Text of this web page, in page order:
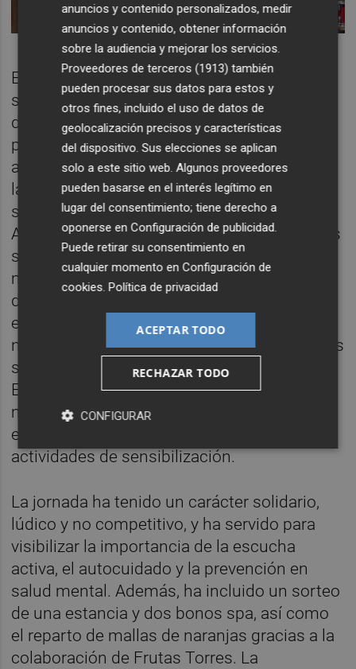
En esta línea, el pasado mes de septiembre
se firmó un convenio entre el Ayuntamiento
de Castelló y el Teléfono de la Esperanza
para reforzar la colaboración en materia de
atención social, salud mental, prevención de
la soledad no deseada y prevención del
suicidio. A través de este acuerdo, el
Ayuntamiento se comprometió a difundir los
servicios y actividades de la entidad
mediante sus canales institucionales; a
derivar, siempre con el consentimiento
expreso de la persona usuaria, a quienes
necesiten atención psicoemocional hacia los
servicios especializados del Teléfono de la
Esperanza; y a poner a disposición espacios
municipales, siempre que sea posible, para
el desarrollo de talleres, campañas y
actividades de sensibilización.
La jornada ha tenido un carácter solidario,
lúdico y no competitivo, y ha servido para
visibilizar la importancia de la escucha
activa, el autocuidado y la prevención en
salud mental. Además, ha incluido un sorteo
de una estancia y dos bonos spa, así como
el reparto de mallas de naranjas gracias a la
colaboración de Frutas Torres. La
anuncios y contenido personalizados, medir
anuncios y contenido, obtener información
sobre la audiencia y mejorar los servicios.
Proveedores de terceros (1913) también
pueden procesar sus datos para estos y
otros fines, incluido el uso de datos de
geolocalización precisos y características
del dispositivo. Sus elecciones se aplican
solo a este sitio web. Algunos proveedores
pueden basarse en el interés legítimo en
lugar del consentimiento; tiene derecho a
oponerse enConfiguración de publicidad
Puede retirar su consentimiento en
cualquier momento enConfiguración de
cookies .Política de privacidad
ACEPTAR TODO
RECHAZAR TODO
CONFIGURAR